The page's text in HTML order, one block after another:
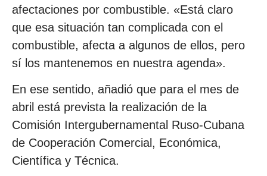
afectaciones por combustible. «Está claro
que esa situación tan complicada con el
combustible, afecta a algunos de ellos, pero
sí los mantenemos en nuestra agenda».
En ese sentido, añadió que para el mes de
abril está prevista la realización de la
Comisión Intergubernamental Ruso-Cubana
de Cooperación Comercial, Económica,
Científica y Técnica.